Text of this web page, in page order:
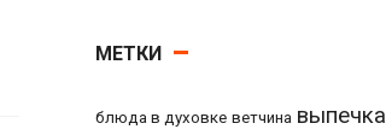
МЕТКИ
блюда в духовке ветчина выпечка